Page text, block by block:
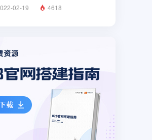
02-19 4618